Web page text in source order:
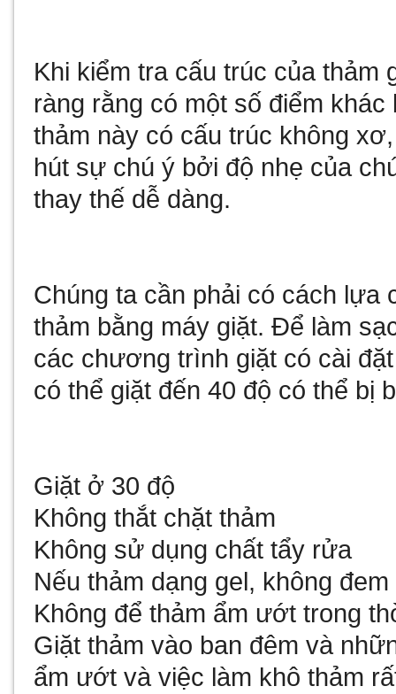
Khi kiểm tra cấu trúc của thảm
ràng rằng có một số điểm
thảm này có cấu trúc không
hút sự chú ý bởi độ nhẹ của
thay thế dễ dàng.
Chúng ta cần phải có cách lựa
thảm bằng máy giặt. Để làm
các chương trình giặt có cài
có thể giặt đến 40 độ có thể bị
Giặt ở 30 độ
Không thắt chặt thảm
Không sử dụng chất tẩy rửa
Nếu thảm dạng gel, không
Không để thảm ẩm ướt trong
Giặt thảm vào ban đêm và
ẩm ướt và việc làm khô thảm